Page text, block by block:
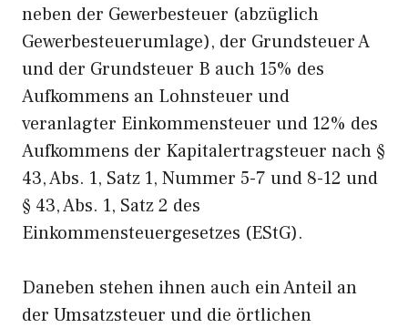
neben der Gewerbesteuer (abzüglich
Gewerbesteuerumlage), der Grundsteuer A
und der Grundsteuer B auch 15% des
Aufkommens an Lohnsteuer und
veranlagter Einkommensteuer und 12% des
Aufkommens der Kapitalertragsteuer nach §
43, Abs. 1, Satz 1, Nummer 5-7 und 8-12 und
§ 43, Abs. 1, Satz 2 des
Einkommensteuergesetzes (EStG).
Daneben stehen ihnen auch ein Anteil an
der Umsatzsteuer und die örtlichen